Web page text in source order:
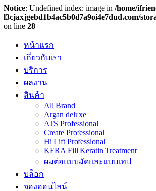
Notice: Undefined index: image in /home/
l3cjaxjgebd1b4ac5b0d7a9oi4e7dud.com/
on line 28
หน้าแรก
เกี่ยวกับเรา
บริการ
ผลงาน
สินค้า
All Brand
Argan deluxe
ATS Professional
Create Professional
Hi Lift Professional
KERA Fill Keratin Treatment
ผมต่อแบบมัดและแบบเทป
บล็อก
จองออนไลน์